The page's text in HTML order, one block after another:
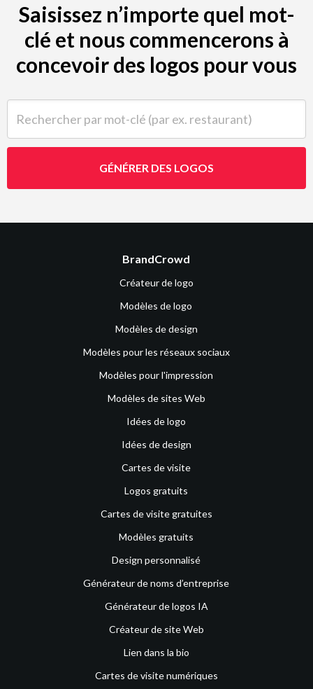
Saisissez n’importe quel mot-
clé et nous commencerons à
concevoir des logos pour vous
GÉNÉRER DES LOGOS
BrandCrowd
Créateur de logo
Modèles de logo
Modèles de design
Modèles pour les réseaux sociaux
Modèles pour l'impression
Modèles de sites Web
Idées de logo
Idées de design
Cartes de visite
Logos gratuits
Cartes de visite gratuites
Modèles gratuits
Design personnalisé
Générateur de noms d’entreprise
Générateur de logos IA
Créateur de site Web
Lien dans la bio
Cartes de visite numériques